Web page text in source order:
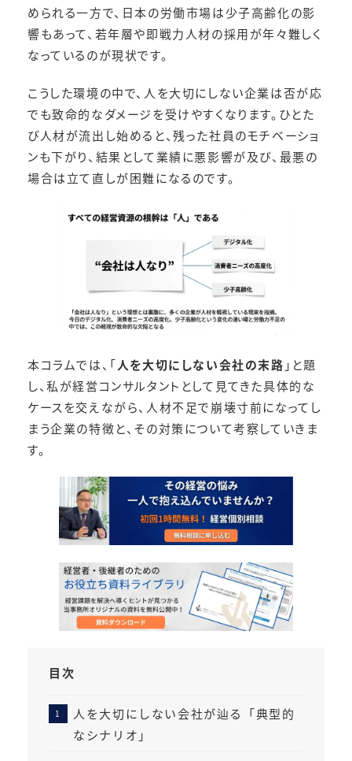
められる一方で、日本の労働市場は少子高齢化の影
響もあって、若年層や即戦力人材の採用が年々難しく
なっているのが現状です。
こうした環境の中で、人を大切にしない企業は否が応
でも致命的なダメージを受けやすくなります。ひとた
び人材が流出し始めると、残った社員のモチベーショ
ンも下がり、結果として業績に悪影響が及び、最悪の
場合は立て直しが困難になるのです。
本コラムでは、「人を大切にしない会社の末路 」と題
し、私が経営コンサルタントとして見てきた具体的な
ケースを交えながら、人材不足で崩壊寸前になってし
まう企業の特徴と、その対策について考察していきま
す。
目次
人を大切にしない会社が辿る「典型的
なシナリオ」